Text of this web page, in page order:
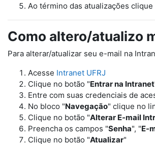
Ao término das atualizações clique
Como altero/atualizo
Para alterar/atualizar seu e-mail na
Acesse Intranet UFRJ
Clique no botão "Entrar na Intranet
Entre com suas credenciais de
No bloco "Navegação" clique no
Clique no botão "Alterar E-mail
Preencha os campos "Senha", "E-
Clique no botão "Atualizar"